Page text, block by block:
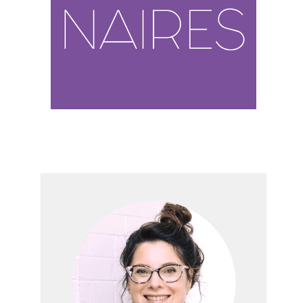
développement.
En savoir plus…